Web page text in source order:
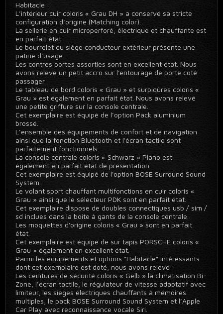
Habitacle :
L’intérieur cuir coloris « Grau DH » a conservé sa stricte
configuration d’origine (Matching color).
La sellerie en cuir microperforé, électrique et chauffante est
en parfait état.
Le bourrelet du siège conducteur extérieur présente une
patine d’usage.
Les contres portes assorties sont en excellent état. Nous
avons relevé un petit accro sur l'entourage de porte coté
passager.
Le tableau de bord coloris « Grau » et surpiqûres coloris «
Grau » est également en parfait état. Nous avons relevé
une petite griffure sur la console centrale.
Cet exemplaire est équipé de l’option Pack aluminium
brossé.
L’ensemble des équipements de confort et de navigation
ainsi que la fonction Bluetooth et l'écran tactile sont
parfaitement fonctionnels.
La console centrale coloris « Schwarz » Piano est
également en parfait état de présentation.
Cet exemplaire est équipé de l'option BOSE Surround Sound
System.
Le volant sport chauffant multifonctions en cuir coloris «
Grau » ainsi que le sélecteur PDK sont en parfait état.
Cet exemplaire dispose de doubles connectiques usb / sim /
sd inclues dans la boite à gants de la console centrale.
Les moquettes d'origine coloris « Grau » sont en parfait
état.
Cet exemplaire est équipé de sur tapis PORSCHE coloris «
Grau » également en excellent état.
Parmi les équipements et options "Habitacle" intéressants
dont cet exemplaire est doté, nous avons relevé :
Les ceintures de sécurité coloris « Gelb » la climatisation Bi-
Zone, l’écran tactile, le régulateur de vitesse adaptatif avec
limiteur, les sièges électriques chauffants à mémoires
multiples, le pack BOSE Surround Sound System et l’Apple
Car Play avec reconnaissance vocale Siri.